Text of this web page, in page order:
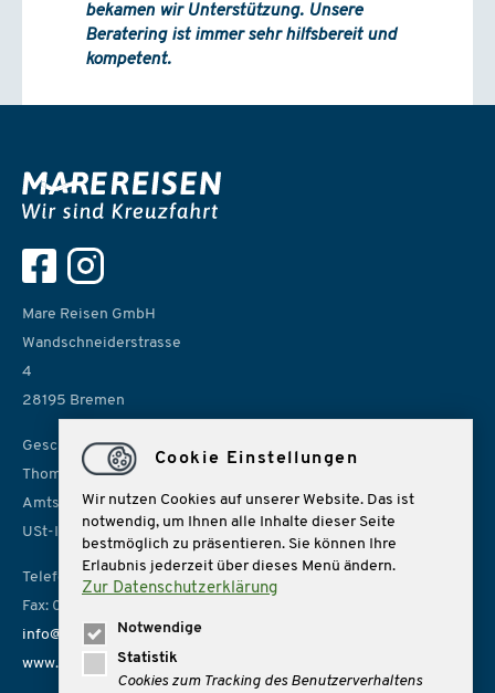
bekamen wir Unterstützung. Unsere
Beratering ist immer sehr hilfsbereit und
kompetent.
Mare Reisen GmbH
Wandschneiderstrasse
4
28195 Bremen
Geschäftsführer:
Thomas Rolf, Sonja Lübbe
Amtsgericht Bremen, HRB 14966
USt-IdNr. DE 157814926
Telefon: 0421 162162
Fax: 0421 1621666
info@mare-reisen.de
www.mare-reisen.de
Cookie Einstellungen
Wir nutzen Cookies auf unserer Website. Das ist
notwendig, um Ihnen alle Inhalte dieser Seite
bestmöglich zu präsentieren. Sie können Ihre
Erlaubnis jederzeit über dieses Menü ändern.
Zur Datenschutzerklärung
Notwendige
Statistik
Cookies zum Tracking des Benutzerverhaltens